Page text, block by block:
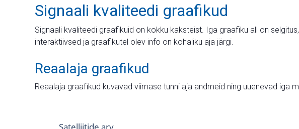
Signaali kvaliteedi graafikud
Signaali kvaliteedi graafikuid on kokku kaksteist. Iga graafiku all on
interaktiivsed ja graafikutel olev info on kohaliku aja järgi.
Reaalaja graafikud
Reaalaja graafikud kuvavad viimase tunni aja andmeid ning uuenevad iga